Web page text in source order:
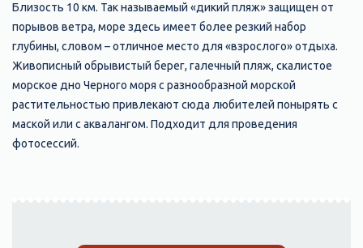
Близость 10 км. Так называемый «дикий пляж» защищен от
порывов ветра, море здесь имеет более резкий набор
глубины, словом – отличное место для «взрослого» отдыха.
Живописный обрывистый берег, галечный пляж, скалистое
морское дно Черного моря с разнообразной морской
растительностью привлекают сюда любителей понырять с
маской или с аквалангом. Подходит для проведения
фотосессий.